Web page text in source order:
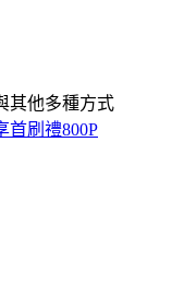
其他多種方式
首刷禮800P